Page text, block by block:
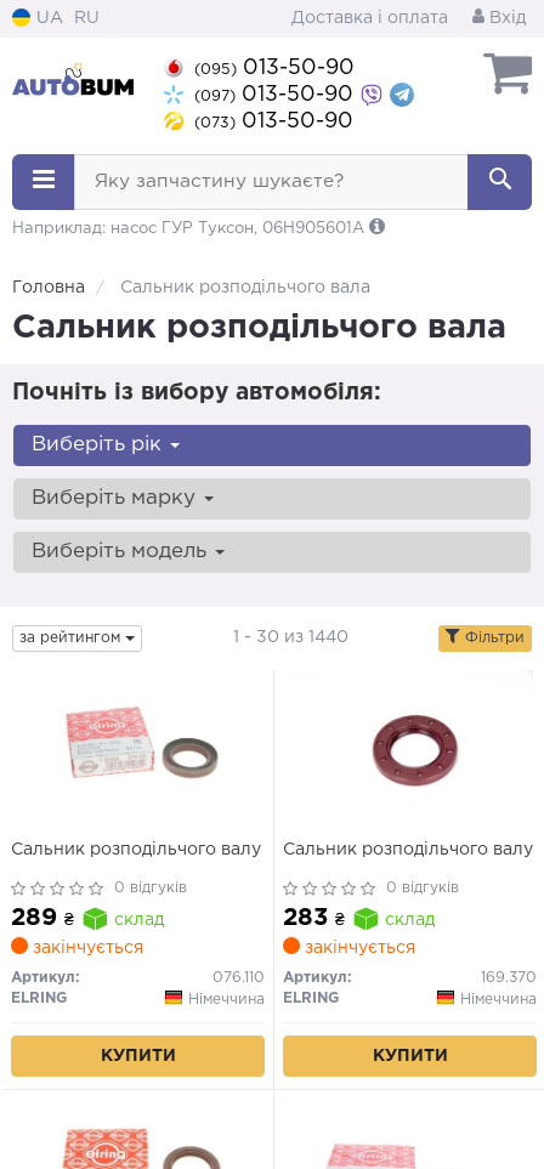
UA RU Доставка і оплата Вхід
(095) 013-50-90
(097) 013-50-90
(073) 013-50-90
Яку запчастину шукаєте?
Наприклад: насос ГУР Туксон, 06H905601A
Головна Сальник розподільчого вала
Сальник розподільчого вала
Почніть із вибору автомобіля:
Виберіть рік
Виберіть марку
Виберіть модель
за рейтингом 1 - 30 из 1440 Фільтри
Сальник розподільчого валу
0 відгуків
289 ₴
склад
закінчується
Артикул:
076.110
ELRING
Німеччина
КУПИТИ
Сальник розподільчого валу
0 відгуків
283 ₴
склад
закінчується
Артикул:
169.370
ELRING
Німеччина
КУПИТИ